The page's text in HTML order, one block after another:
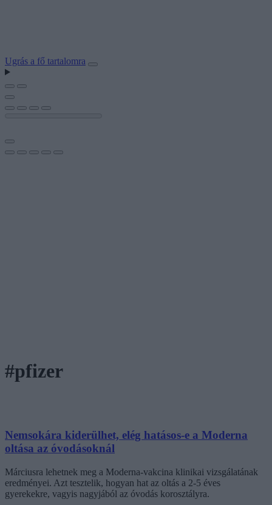
Ugrás a fő tartalomra
#pfizer
Nemsokára kiderülhet, elég hatásos-e a Moderna
oltása az óvodásoknál
Márciusra lehetnek meg a Moderna-vakcina klinikai vizsgálatának
eredményei. Azt tesztelik, hogyan hat az oltás a 2-5 éves
gyerekekre, vagyis nagyjából az óvodás korosztályra.